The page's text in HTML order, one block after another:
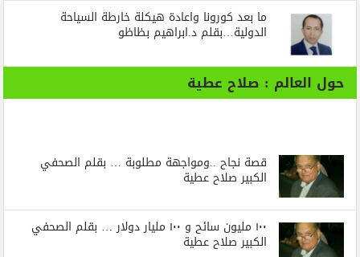
ما بعد كورونا واعادة هيكلة خارطة السياحة
الدولية…بقلم د.ابراهيم بظاظو
حول العالم : صلاح عطية
قصة نجاح ..ومواجهة مطلوبة … بقلم الصحفي
الكبير صلاح عطية
١٠٠ مليون سائح و ١٠٠ مليار دولار … بقلم الصحفي
الكبير صلاح عطية